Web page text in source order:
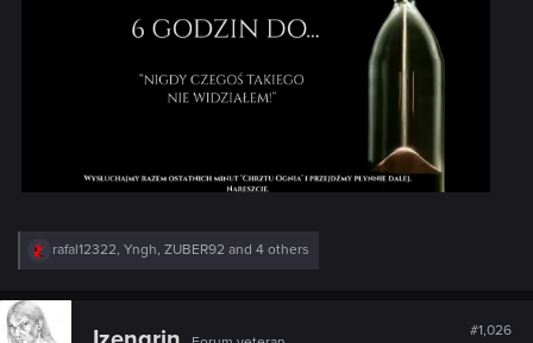
R
e
c
rafal12322, Yngh, ZUBER92 and 4 others
#1,026